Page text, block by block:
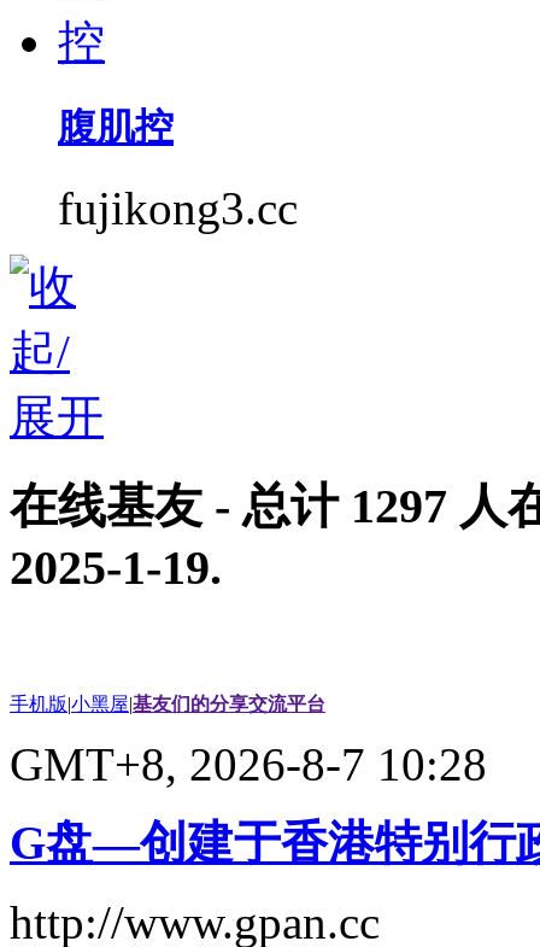
腹肌控
fujikong3.cc
在线基友 - 总计 1297 人
2025-1-19.
手机版|小黑屋|基友们的分享交流平台
GMT+8, 2026-8-7 10:28
G盘—创建于香港特别行
http://www.gpan.cc